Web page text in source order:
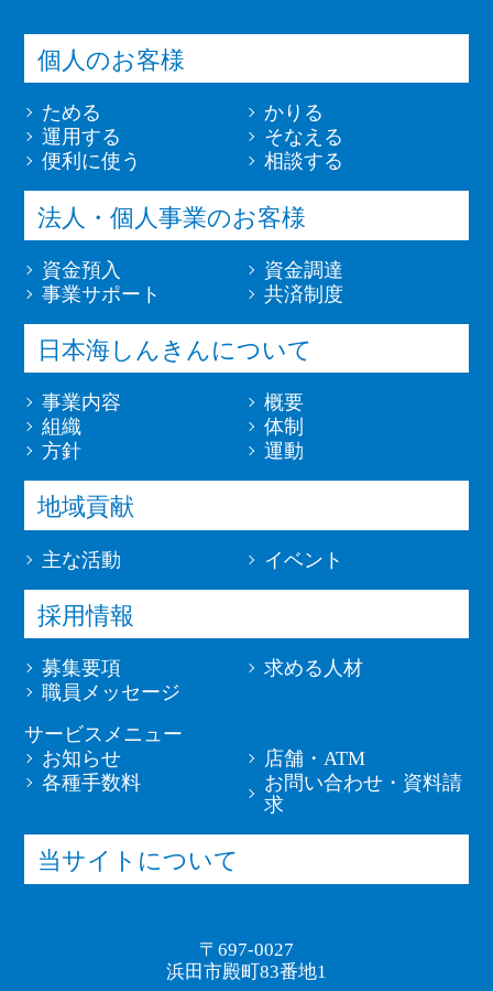
個人のお客様
ためる
かりる
運用する
そなえる
便利に使う
相談する
法人・個人事業のお客様
資金預入
資金調達
事業サポート
共済制度
日本海しんきんについて
事業内容
概要
組織
体制
方針
運動
地域貢献
主な活動 イベント
採用情報
募集要項
求める人材
職員メッセージ
サービスメニュー
お知らせ
店舗・ATM
各種手数料
お問い合わせ・資料請
求
当サイトについて
〒697-0027
浜田市殿町83番地1